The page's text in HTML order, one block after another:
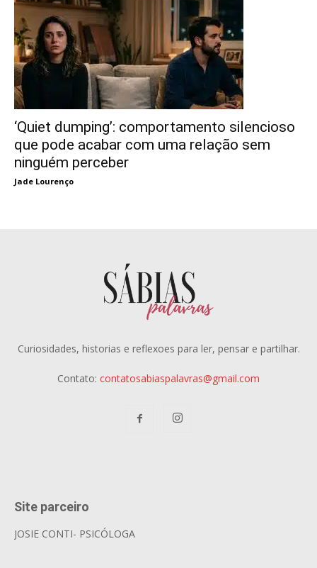
‘Quiet dumping’: comportamento silencioso
que pode acabar com uma relação sem
ninguém perceber
Jade Lourenço
Curiosidades, historias e reflexoes para ler, pensar e partilhar.
Contato: contatosabiaspalavras@gmail.com
Site parceiro
JOSIE CONTI- PSICÓLOGA